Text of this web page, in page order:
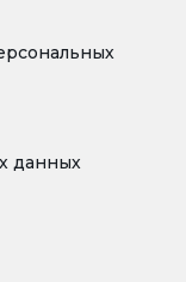
данных